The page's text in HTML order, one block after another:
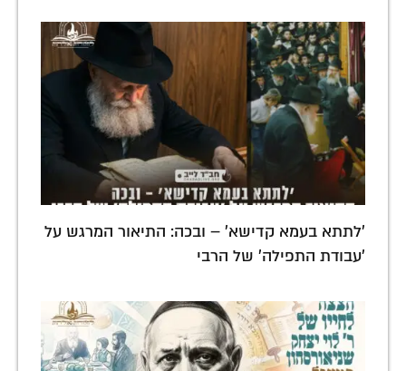
'לתתא בעמא קדישא' – ובכה: התיאור המרגש על
'עבודת התפילה' של הרבי